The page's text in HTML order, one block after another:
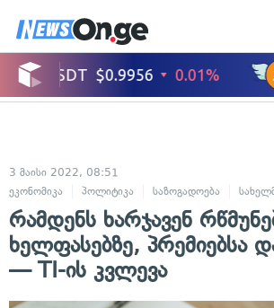
3 მაისი 2022, 08:51
ეკონომიკა
პოლიტიკა საზოგადოება
რამდენს ხარჯავენ
ხელფასებზე, პრემიებსა
— TI-ის კვლევა